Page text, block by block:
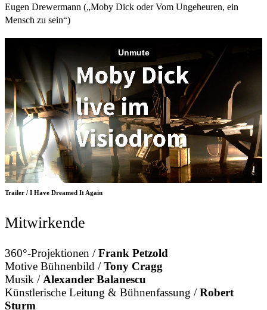
Eugen Drewermann („Moby Dick oder Vom Ungeheuren, ein
Mensch zu sein“)
Trailer / I Have Dreamed It Again
Mitwirkende
360°-Projektionen /Frank Petzold
Motive Bühnenbild /Tony Cragg
Musik /Alexander Balanescu
Künstlerische Leitung & Bühnenfassung /Robert
Sturm